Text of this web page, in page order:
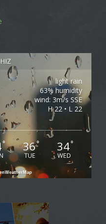
light rain
63% humidity
wind: 3m/s SSE
H 22 • L 22
° 36°
TUE
34°
WED